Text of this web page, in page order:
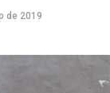
de 2019